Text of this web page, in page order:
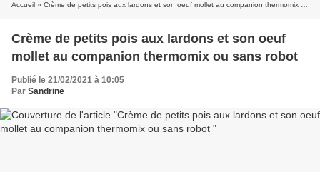
Accueil » Crème de petits pois aux lardons et son oeuf mollet au companion thermomix ou sans robot
Crème de petits pois aux lardons et son oeuf
mollet au companion thermomix ou sans robot
Publié le 21/02/2021 à 10:05
Par Sandrine